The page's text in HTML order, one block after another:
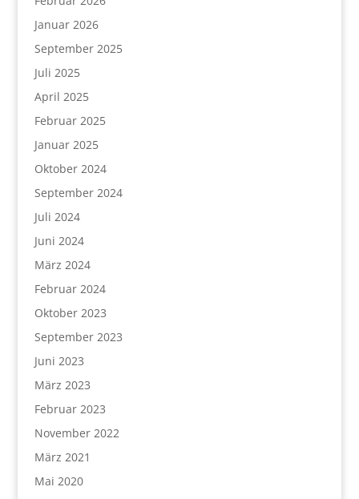
Januar 2026
September 2025
Juli 2025
April 2025
Februar 2025
Januar 2025
Oktober 2024
September 2024
Juli 2024
Juni 2024
März 2024
Februar 2024
Oktober 2023
September 2023
Juni 2023
März 2023
Februar 2023
November 2022
März 2021
Mai 2020